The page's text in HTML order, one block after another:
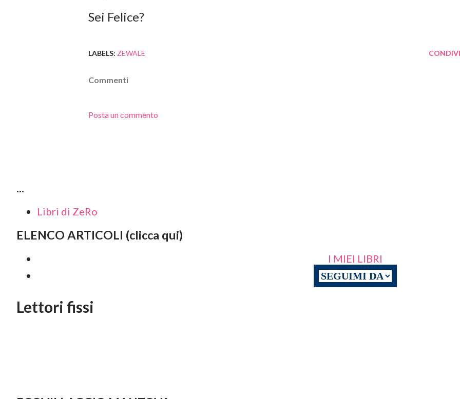
Sei Felice?
LABELS: ZEWALE
Commenti
Posta un commento
...
Libri di ZeRo
ELENCO ARTICOLI (clicca qui)
I MIEI LIBRI
Lettori fissi